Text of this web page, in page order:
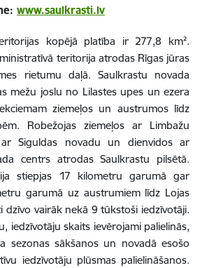
www.saulkrasti.lv
kopējā platība ir 277,8 km².
teritorija atrodas Rīgas jūras
rietumu daļā. Saulkrastu novada
mežu joslu no Lilastes upes un ezera
ziemeļos un austrumos līdz
Robežojas ziemeļos ar Limbažu
Siguldas novadu un dienvidos ar
centrs atrodas Saulkrastu pilsētā.
stiepjas 17 kilometru garumā gar
garumā uz austrumiem līdz Lojas
dzīvo vairāk nekā 9 tūkstoši iedzīvotāji.
iedzīvotāju skaits ievērojami palielinās,
sezonas sākšanos un novadā esošo
iedzīvotāju plūsmas palielināšanos.